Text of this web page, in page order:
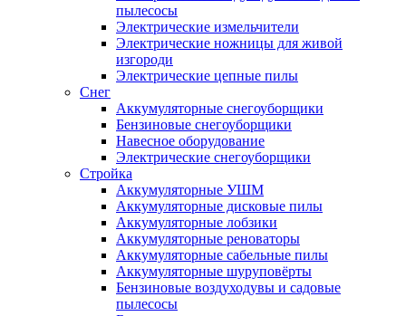
пылесосы
Электрические измельчители
Электрические ножницы для живой
изгороди
Электрические цепные пилы
Снег
Аккумуляторные снегоуборщики
Бензиновые снегоуборщики
Навесное оборудование
Электрические снегоуборщики
Стройка
Аккумуляторные УШМ
Аккумуляторные дисковые пилы
Аккумуляторные лобзики
Аккумуляторные реноваторы
Аккумуляторные сабельные пилы
Аккумуляторные шуруповёрты
Бензиновые воздуходувы и садовые
пылесосы